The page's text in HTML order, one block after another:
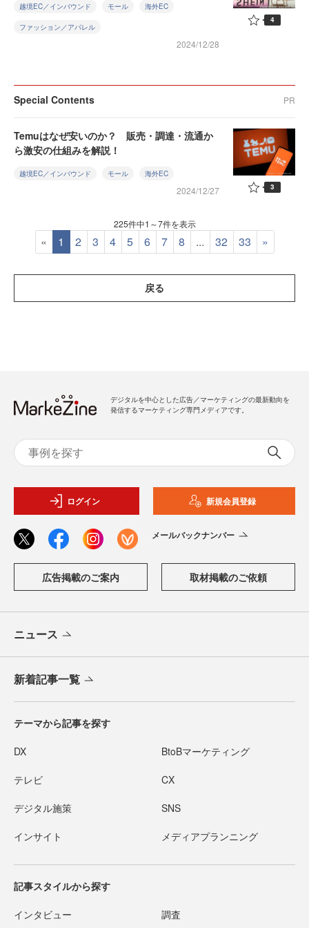
越境EC／インバウンド モール 海外EC
ファッション／アパレル
2024/12/28
4
Special Contents PR
Temuはなぜ安いのか？ 販売・調達・流通か
ら激安の仕組みを解説！
越境EC／インバウンド モール 海外EC
2024/12/27 3
225件中1～7件を表示
« 1 2 3 4 5 6 7 8 ... 32 33 »
戻る
デジタルを中心とした広告／マーケティングの最新動向を
発信するマーケティング専門メディアです。
ログイン 新規会員登録
メールバックナンバー
広告掲載のご案内 取材掲載のご依頼
ニュース
新着記事一覧
テーマから記事を探す
DX BtoBマーケティング
テレビ CX
デジタル施策 SNS
インサイト メディアプランニング
記事スタイルから探す
インタビュー 調査